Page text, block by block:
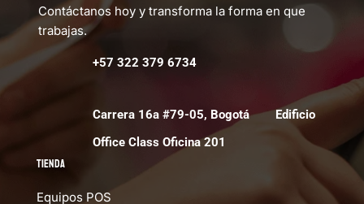
Contáctanos hoy y transforma la forma en que
trabajas.
+57 322 379 6734
Carrera 16a #79-05, Bogotá Edificio
Office Class Oficina 201
Tienda
Equipos POS